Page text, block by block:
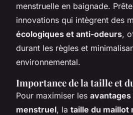
menstruelle en baignade.
innovations qui intègrent des
écologiques et anti-odeurs,
durant les règles et
environnemental.
Importance de la taille et
Pour maximiser les avantages
menstruel, la taille du maillot